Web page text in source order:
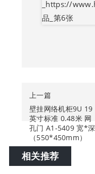
上一篇
壁挂网络机柜9U 19
英寸标准 0.48米 网
孔门 A1-5409 宽*深
（550*450mm）
相关推荐